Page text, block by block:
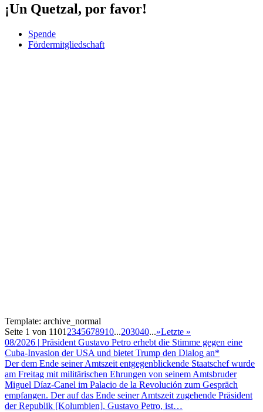
¡Un Quetzal, por favor!
Spende
Fördermitgliedschaft
Template: archive_normal
Seite 1 von 1101 2345678910...203040...»Letzte »
08/2026 | Präsident Gustavo Petro erhebt die Stimme gegen eine
Cuba-Invasion der USA und bietet Trump den Dialog an*
Der dem Ende seiner Amtszeit entgegenblickende Staatschef wurde
am Freitag mit militärischen Ehrungen von seinem Amtsbruder
Miguel Díaz-Canel im Palacio de la Revolución zum Gespräch
empfangen. Der auf das Ende seiner Amtszeit zugehende Präsident
der Republik [Kolumbien], Gustavo Petro, ist…